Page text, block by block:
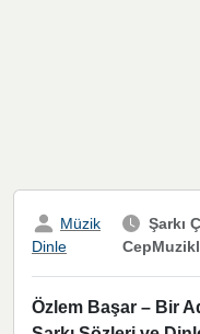
Müzik
Dinle
Şarkı
Özlem Başar – Bir